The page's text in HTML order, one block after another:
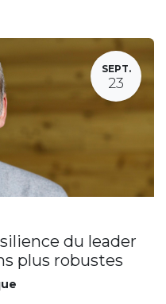
SEPT.
23
du leader
plus robustes